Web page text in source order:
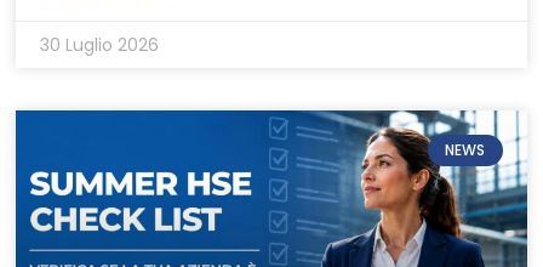
30 Luglio 2026
NEWS